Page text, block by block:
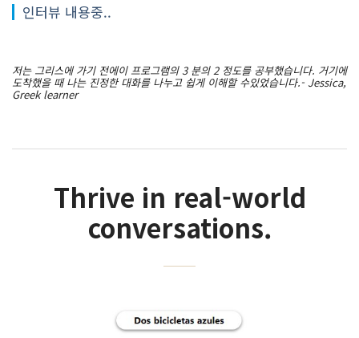
인터뷰 내용중..
저는 그리스에 가기 전에이 프로그램의 3 분의 2 정도를 공부했습니다. 거기에
도착했을 때 나는 진정한 대화를 나누고 쉽게 이해할 수있었습니다.- Jessica,
Greek learner
Thrive in real-world
conversations.